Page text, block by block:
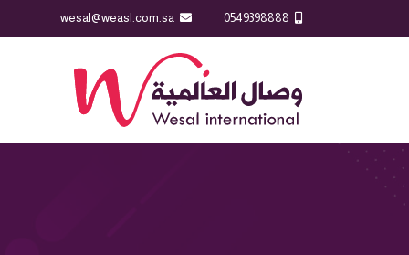
0549398888
wesal@weasl.com.sa